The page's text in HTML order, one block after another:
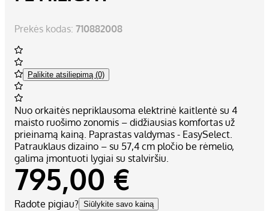
Prekės kodas: 710882008
Palikite atsiliepimą (0)
Nuo orkaitės nepriklausoma elektrinė kaitlentė su 4
maisto ruošimo zonomis – didžiausias komfortas už
prieinamą kainą. Paprastas valdymas - EasySelect.
Patrauklaus dizaino – su 57,4 cm pločio be rėmelio,
galima įmontuoti lygiai su stalviršiu.
795,00 €
Radote pigiau? Siūlykite savo kainą